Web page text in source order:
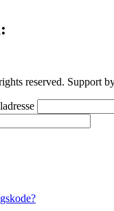
reserved. Support